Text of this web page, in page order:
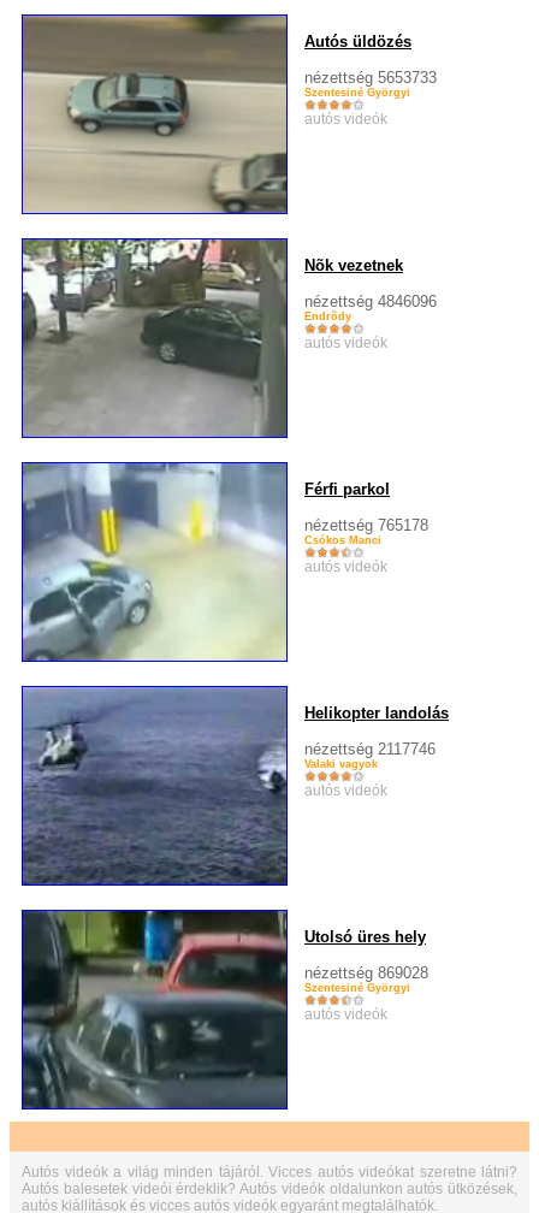
Autós üldözés
nézettség 5653733
Szentesiné Györgyi
autós videók
Nõk vezetnek
nézettség 4846096
Endrõdy
autós videók
Férfi parkol
nézettség 765178
Csókos Manci
autós videók
Helikopter landolás
nézettség 2117746
Valaki vagyok
autós videók
Utolsó üres hely
nézettség 869028
Szentesiné Györgyi
autós videók
Autós videók a világ minden tájáról. Vicces autós videókat szeretne látni?
Autós balesetek videói érdeklik? Autós videók oldalunkon autós ütközések,
autós kiállítások és vicces autós videók egyaránt megtalálhatók.